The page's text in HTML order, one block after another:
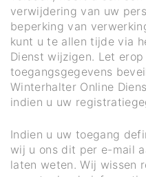
verwijdering van uw
beperking van
kunt u te allen tijde via
Dienst wijzigen. Let
toegangsgegevens
Winterhalter Online
indien u uw
Indien u uw toegang
wij u ons dit per e-mail
laten weten. Wij wissen